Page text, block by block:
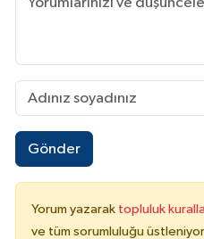
Gönder
Yorum yazarak topluluk
ve tüm sorumluluğu